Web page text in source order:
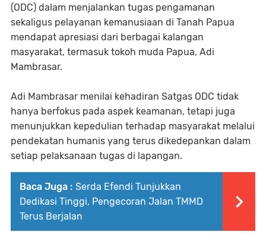
(ODC) dalam menjalankan tugas pengamanan
sekaligus pelayanan kemanusiaan di Tanah Papua
mendapat apresiasi dari berbagai kalangan
masyarakat, termasuk tokoh muda Papua, Adi
Mambrasar.
Adi Mambrasar menilai kehadiran Satgas ODC tidak
hanya berfokus pada aspek keamanan, tetapi juga
menunjukkan kepedulian terhadap masyarakat melalui
pendekatan humanis yang terus dikedepankan dalam
setiap pelaksanaan tugas di lapangan.
Baca Juga : Serda Efendi Tunjukkan
Dedikasi Tinggi, Pengecoran Jalan TMMD
Terus Berjalan